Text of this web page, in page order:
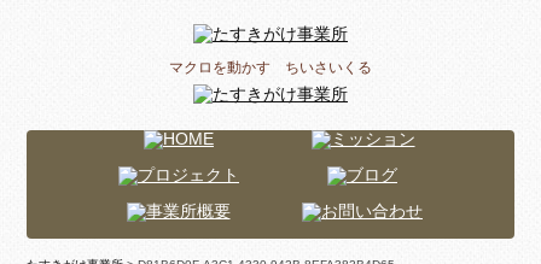
マクロを動かす ちいさいくる